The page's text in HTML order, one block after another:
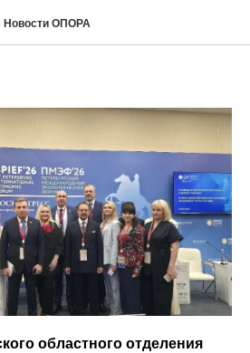
Новости ОПОРА
областного отделения